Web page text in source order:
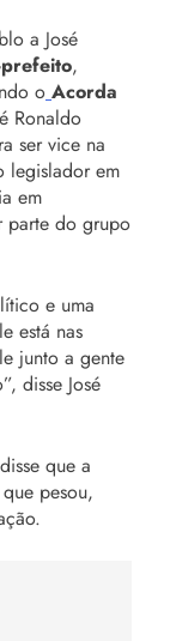
a José
,
o Acorda
Ronaldo
ser vice na
legislador em
em
parte do grupo
e uma
está nas
junto a gente
disse José
que a
pesou,